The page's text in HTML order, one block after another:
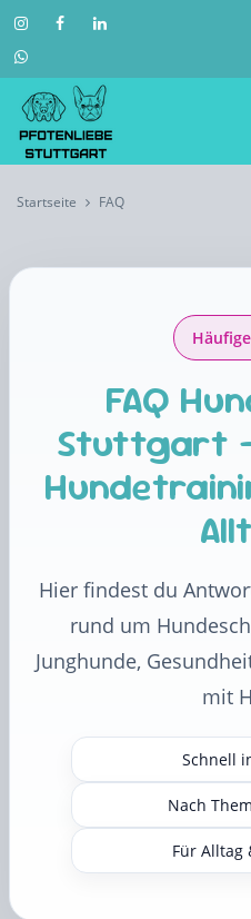
Startseite FAQ
FAQ
Stuttgart
Hier findest du
rund um
Junghunde,
mit
Schnell
Nach
Für Alltag